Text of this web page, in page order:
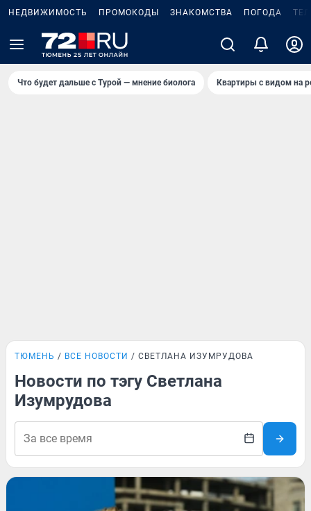
НЕДВИЖИМОСТЬ ПРОМОКОДЫ ЗНАКОМСТВА ПОГОДА
Что будет дальше с Турой — мнение биолога Квартиры с видом на
ТЮМЕНЬ ВСЕ НОВОСТИ СВЕТЛАНА ИЗУМРУДОВА
Новости по тэгу Светлана
Изумрудова